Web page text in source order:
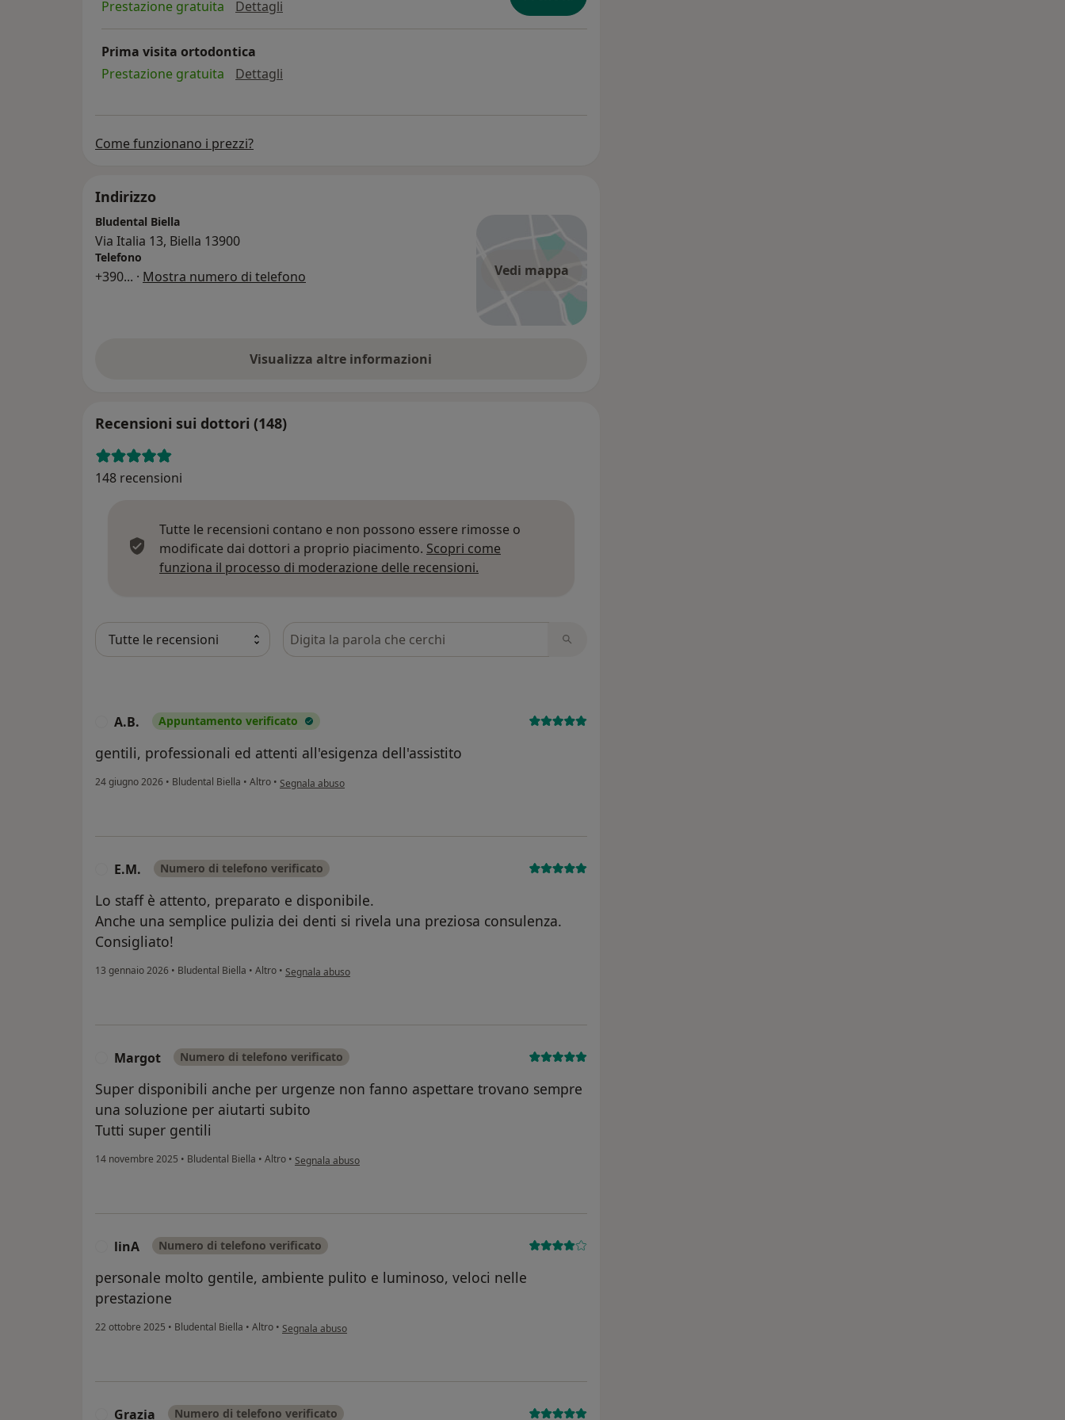
Prestazione gratuita
Dettagli
Prima visita ortodontica
Prestazione gratuita
Dettagli
Come funzionano i prezzi?
Indirizzo
Vedi mappa
Bludental Biella
Via Italia 13, Biella 13900
Telefono
+390... · Mostra numero di telefono
Visualizza altre informazioni
Recensioni sui dottori (148)
148 recensioni
Tutte le recensioni contano e non possono essere rimosse o
modificate dai dottori a proprio piacimento. Scopri come
funziona il processo di moderazione delle recensioni.
Cerca nelle recensioni
A.B. Appuntamento verificato
gentili, professionali ed attenti all'esigenza dell'assistito
24 giugno 2026 • Bludental Biella • Altro • secondo l'opinione dell'utente A.B.
Segnala abuso
E.M. Numero di telefono verificato
Lo staff è attento, preparato e disponibile.
Anche una semplice pulizia dei denti si rivela una preziosa consulenza.
Consigliato!
13 gennaio 2026 • Bludental Biella • Altro • secondo l'opinione dell'utente E.M.
Segnala abuso
Margot Numero di telefono verificato
Super disponibili anche per urgenze non fanno aspettare trovano sempre
una soluzione per aiutarti subito
Tutti super gentili
14 novembre 2025 • Bludental Biella • Altro • secondo l'opinione dell'utente Margot
Segnala abuso
linA Numero di telefono verificato
personale molto gentile, ambiente pulito e luminoso, veloci nelle
prestazione
22 ottobre 2025 • Bludental Biella • Altro • secondo l'opinione dell'utente linA
Segnala abuso
Grazia Numero di telefono verificato